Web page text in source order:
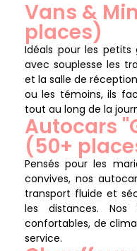
Vans &
places)
Idéals pour les petits
avec souplesse les
et la salle de
ou les témoins, ils
tout au long de la
Autocars
(50+
Pensés pour les
convives, nos
transport fluide et
les distances.
confortables, de
service.